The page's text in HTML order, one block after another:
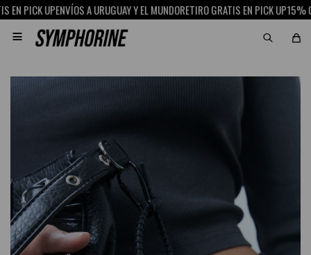
PICK UPENVÍOS A URUGUAY Y EL MUNDORETIRO GRATIS EN PICK UP15% OFF
